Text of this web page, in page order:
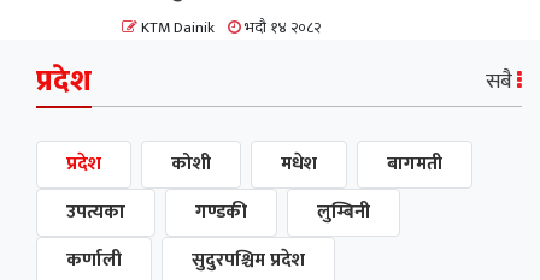
KTM Dainik भदौ १४ २०८२
प्रदेश सबै
प्रदेश कोशी मधेश
बागमती
उपत्यका
गण्डकी
लुम्बिनी
कर्णाली
सुदुरपश्चिम प्रदेश